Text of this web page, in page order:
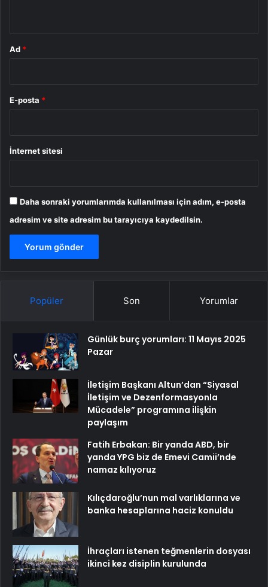
Ad *
E-posta *
İnternet sitesi
Daha sonraki yorumlarımda kullanılması için adım, e-posta
adresim ve site adresim bu tarayıcıya kaydedilsin.
Popüler Son Yorumlar
Günlük burç yorumları: 11 Mayıs 2025
Pazar
İletişim Başkanı Altun’dan “Siyasal
İletişim ve Dezenformasyonla
Mücadele” programına ilişkin
paylaşım
Fatih Erbakan: Bir yanda ABD, bir
yanda YPG biz de Emevi Camii’nde
namaz kılıyoruz
Kılıçdaroğlu’nun mal varlıklarına ve
banka hesaplarına haciz konuldu
İhraçları istenen teğmenlerin dosyası
ikinci kez disiplin kurulunda